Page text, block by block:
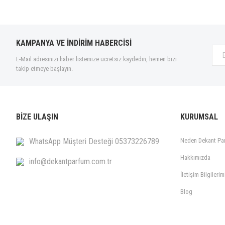
Carolina Herrera (28)
Cartier (15)
Christina Aguilera (2)
KAMPANYA VE İNDİRİM HABERCİSİ
E-Mail adresinizi haber listemize ücretsiz kaydedin, hemen bizi
takip etmeye başlayın.
BİZE ULAŞIN
WhatsApp Müşteri Desteği 05373226789
info@dekantparfum.com.tr
KURUMSAL
Neden Dekant
Hakkımızda
İletişim
Blog